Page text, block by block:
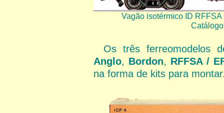
Vagão isotérmico ID
Os três ferreomodelos
Anglo, Bordon, RFFSA /
na forma de kits para